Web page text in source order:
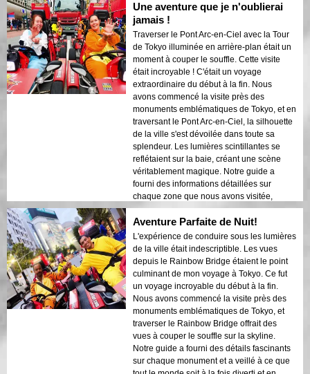
impression durable. Cette visite est idéale
pour les visiteurs de première fois qui
souhaitent un mélange d'aventure et de
tourisme. Le contraste entre les structures
modernes de Tokyo et les zones
historiques était magnifiquement mis en
valeur par les lumières nocturnes. Je
recommanderais vivement cette visite à
quiconque !
Une aventure que je n'oublierai
jamais !
Traverser le Pont Arc-en-Ciel avec la Tour
de Tokyo illuminée en arrière-plan était un
moment à couper le souffle. Cette visite
était incroyable ! C'était un voyage
extraordinaire du début à la fin. Nous
avons commencé la visite près des
monuments emblématiques de Tokyo, et en
traversant le Pont Arc-en-Ciel, la silhouette
de la ville s'est dévoilée dans toute sa
splendeur. Les lumières scintillantes se
reflétaient sur la baie, créant une scène
véritablement magique. Notre guide a
fourni des informations détaillées sur
chaque zone que nous avons visitée,
partageant des histoires intéressantes et
veillant à ce que tout le monde se sente en
sécurité et à l'aise. L'atmosphère nocturne
était calme mais excitante, et j'ai été
émerveillé par le contraste entre les gratte-
ciel modernes et l'architecture historique.
Cette visite est une combinaison parfaite
d'aventure et d'éducation, offrant aux
voyageurs un regard unique sur la beauté
de Tokyo après la tombée de la nuit.
Aventure Parfaite de Nuit!
L'expérience de conduire sous les lumières
de la ville était indescriptible. Les vues
depuis le Rainbow Bridge étaient le point
culminant de mon voyage à Tokyo. Ce fut
un voyage incroyable du début à la fin.
Nous avons commencé la visite près des
monuments emblématiques de Tokyo, et
traverser le Rainbow Bridge offrait des
vues à couper le souffle sur la skyline.
Notre guide a fourni des détails fascinants
sur chaque monument et a veillé à ce que